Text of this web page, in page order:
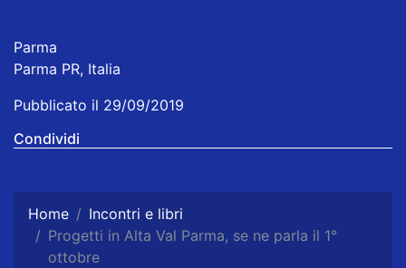
Parma
Parma PR, Italia
Pubblicato il 29/09/2019
Condividi
Home
Incontri e libri
Progetti in Alta Val Parma, se ne parla il 1°
ottobre